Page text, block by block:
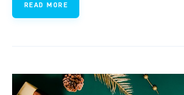
READ MORE